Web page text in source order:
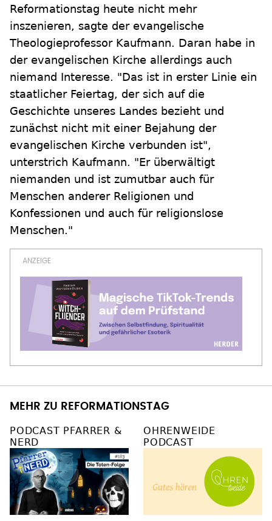
Reformationstag heute nicht mehr
inszenieren, sagte der evangelische
Theologieprofessor Kaufmann. Daran habe in
der evangelischen Kirche allerdings auch
niemand Interesse. "Das ist in erster Linie ein
staatlicher Feiertag, der sich auf die
Geschichte unseres Landes bezieht und
zunächst nicht mit einer Bejahung der
evangelischen Kirche verbunden ist",
unterstrich Kaufmann. "Er überwältigt
niemanden und ist zumutbar auch für
Menschen anderer Religionen und
Konfessionen und auch für religionslose
Menschen."
MEHR ZU REFORMATIONSTAG
PODCAST PFARRER &
NERD
OHRENWEIDE
PODCAST